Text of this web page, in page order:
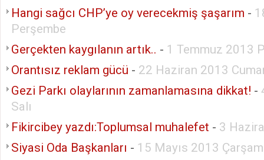
Hangi sağcı CHP’ye oy verecekmiş şaşarım -
Perşembe
Gerçekten kaygılanın artık.. - 1 Temmuz 2013
Orantısız reklam gücü - 22 Haziran 2013
Gezi Parkı olaylarının zamanlamasına dikkat! -
Salı
Fikircibey yazdı:Toplumsal muhalefet - 3
Siyasi Oda Başkanları - 15 Mayıs 2013